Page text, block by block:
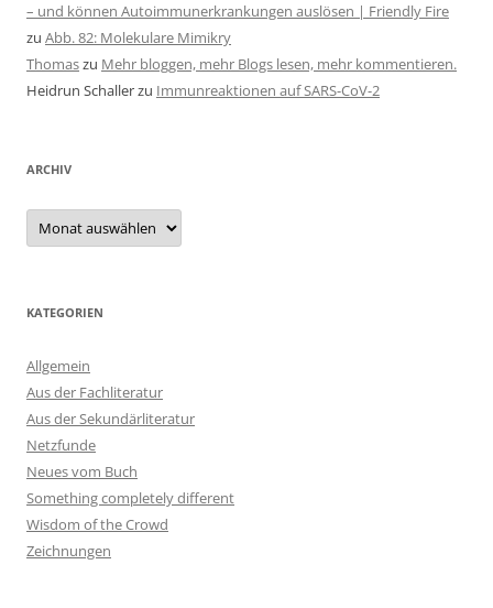
– und können Autoimmunerkrankungen auslösen | Friendly Fire
zu Abb. 82: Molekulare Mimikry
Thomaszu Mehr bloggen, mehr Blogs lesen, mehr kommentieren.
Heidrun Schallerzu Immunreaktionen auf SARS-CoV-2
ARCHIV
Archiv
KATEGORIEN
Allgemein
Aus der Fachliteratur
Aus der Sekundärliteratur
Netzfunde
Neues vom Buch
Something completely different
Wisdom of the Crowd
Zeichnungen